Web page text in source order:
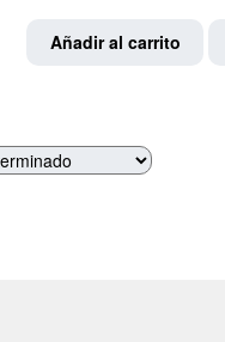
Añadir al carrito